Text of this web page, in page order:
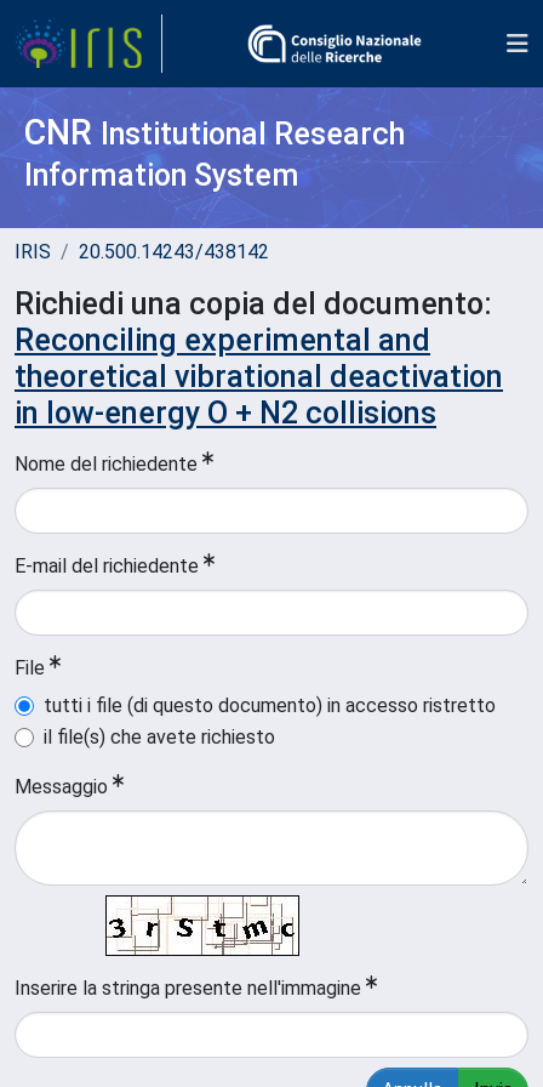
CNR Institutional Research
Information System
IRIS 20.500.14243/438142
Richiedi una copia del documento:
Reconciling experimental and
theoretical vibrational deactivation
in low-energy O + N2 collisions
Nome del richiedente
E-mail del richiedente
File
tutti i file (di questo documento) in accesso ristretto
il file(s) che avete richiesto
Messaggio
Inserire la stringa presente nell'immagine